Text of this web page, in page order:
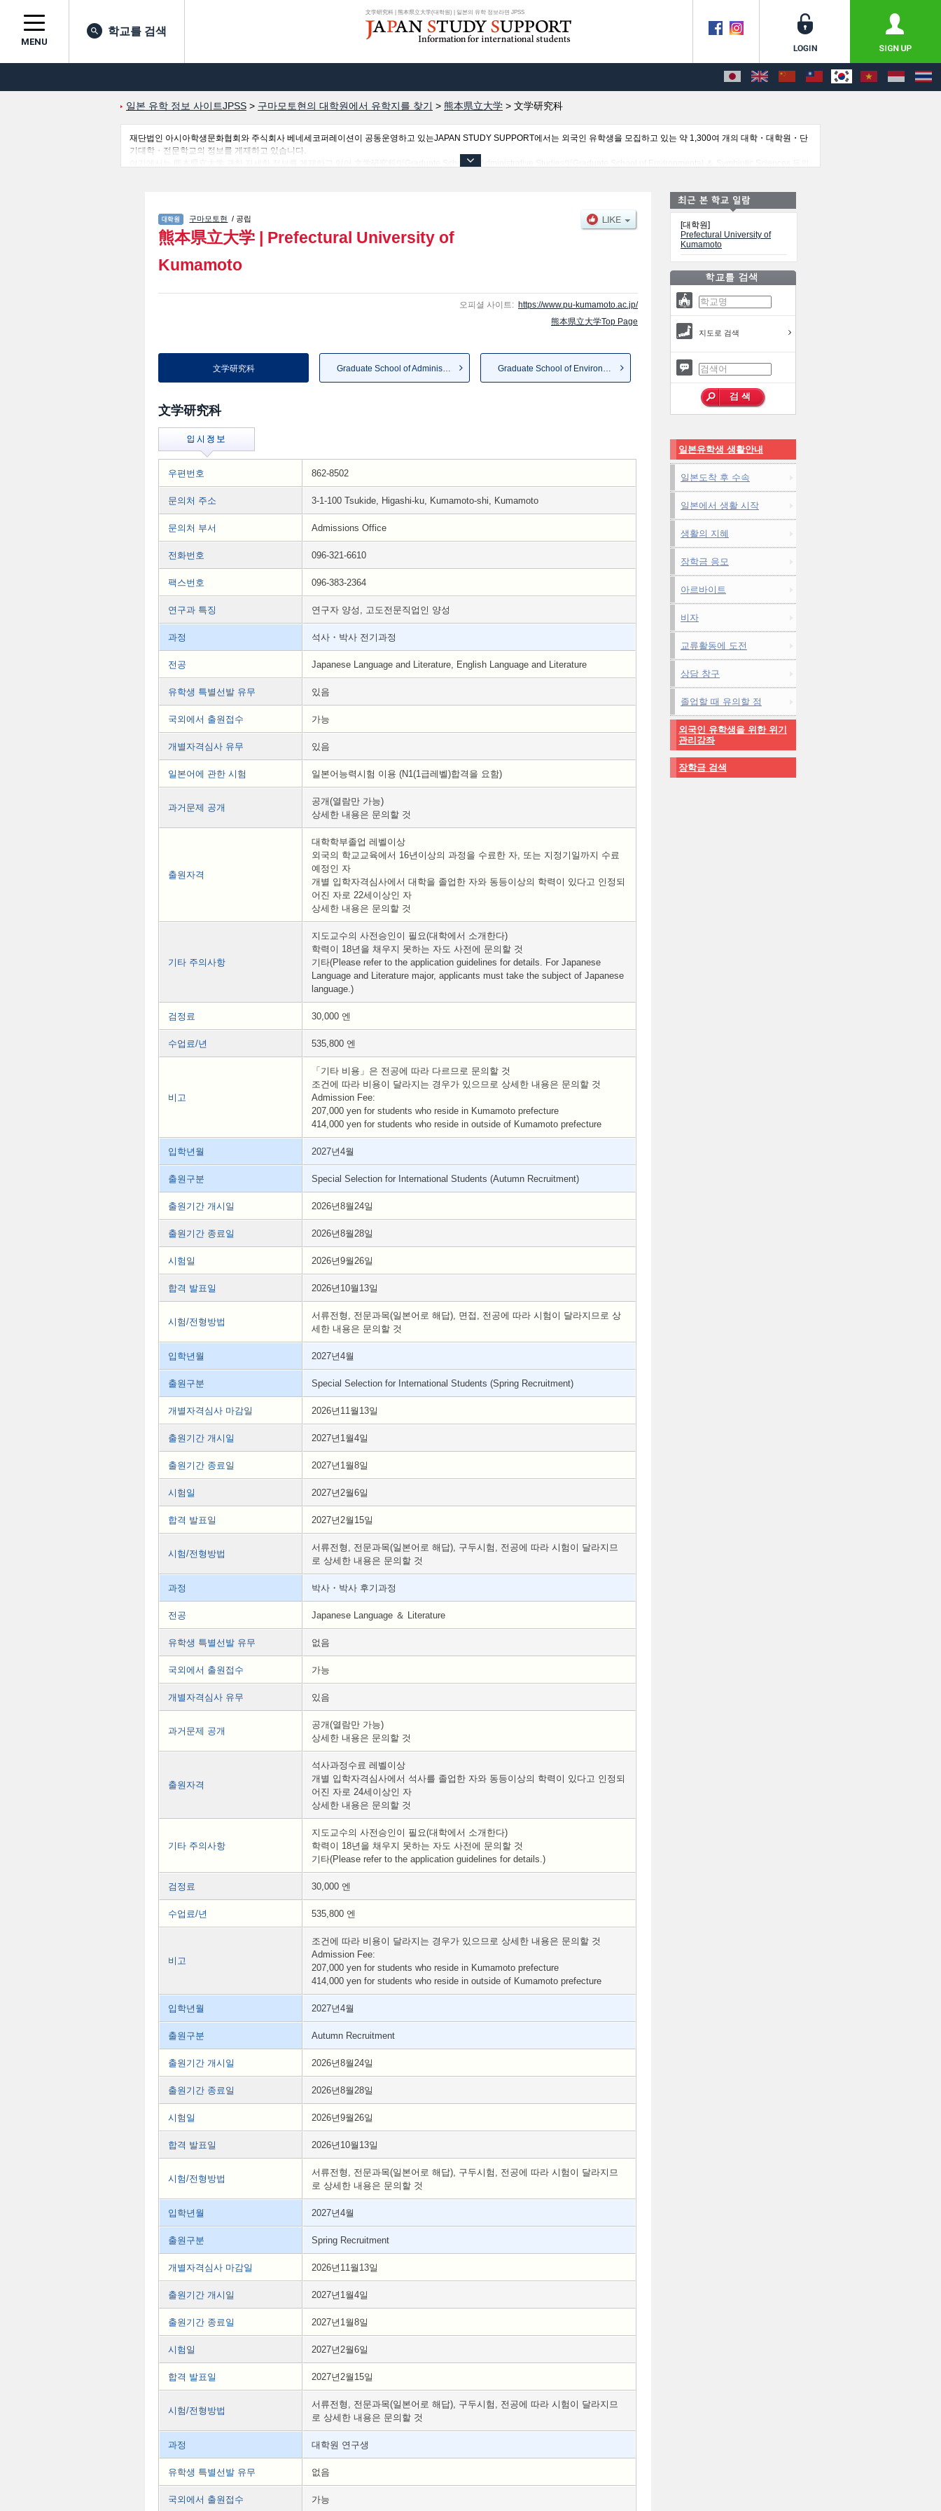
文学研究科 | 熊本県立大学(대학원) | 일본의 유학 정보라면 JPSS
MENU
학교를 검색
일본 유학 정보 사이트JPSS > 구마모토현의 대학원에서 유학지를 찾기 > 熊本県立大学 > 文学研究科
재단법인 아시아학생문화협회와 주식회사 베네세코퍼레이션이 공동운영하고 있는JAPAN STUDY SUPPORT에서는 외국인 유학생을 모집하고 있는 약 1,300여 개의 대학・대학원・단
기대학・전문학교의 정보를 게재하고 있습니다.
여기에서는 熊本県立大学 관한 자세한 정보를 게재하고 있어 文学研究科및Graduate School of Administrative Studies및Graduate School of Environmental ＆ Symbiotic Sciences 등의
구마모토현 / 공립
熊本県立大学 | Prefectural University of
Kumamoto
오피셜 사이트: https://www.pu-kumamoto.ac.jp/
熊本県立大学Top Page
文学研究科 Graduate School of Administra... Graduate School of Environmen...
文学研究科
우편번호 862-8502
문의처 주소 3-1-100 Tsukide, Higashi-ku, Kumamoto-shi, Kumamoto
문의처 부서 Admissions Office
전화번호 096-321-6610
팩스번호 096-383-2364
연구과 특징 연구자 양성, 고도전문직업인 양성
과정 석사・박사 전기과정
전공 Japanese Language and Literature, English Language and Literature
유학생 특별선발 유무 있음
국외에서 출원접수 가능
개별자격심사 유무 있음
일본어에 관한 시험 일본어능력시험 이용 (N1(1급레벨)합격을 요함)
과거문제 공개
공개(열람만 가능)
상세한 내용은 문의할 것
출원자격
대학학부졸업 레벨이상
외국의 학교교육에서 16년이상의 과정을 수료한 자, 또는 지정기일까지 수료
예정인 자
개별 입학자격심사에서 대학을 졸업한 자와 동등이상의 학력이 있다고 인정되
어진 자로 22세이상인 자
상세한 내용은 문의할 것
기타 주의사항
지도교수의 사전승인이 필요(대학에서 소개한다)
학력이 18년을 채우지 못하는 자도 사전에 문의할 것
기타(Please refer to the application guidelines for details. For Japanese
Language and Literature major, applicants must take the subject of Japanese
language.)
검정료 30,000 엔
수업료/년 535,800 엔
비고
「기타 비용」은 전공에 따라 다르므로 문의할 것
조건에 따라 비용이 달라지는 경우가 있으므로 상세한 내용은 문의할 것
Admission Fee:
207,000 yen for students who reside in Kumamoto prefecture
414,000 yen for students who reside in outside of Kumamoto prefecture
입학년월 2027년4월
출원구분 Special Selection for International Students (Autumn Recruitment)
출원기간 개시일 2026년8월24일
출원기간 종료일 2026년8월28일
시험일 2026년9월26일
합격 발표일 2026년10월13일
시험/전형방법
서류전형, 전문과목(일본어로 해답), 면접, 전공에 따라 시험이 달라지므로 상
세한 내용은 문의할 것
입학년월 2027년4월
출원구분 Special Selection for International Students (Spring Recruitment)
개별자격심사 마감일 2026년11월13일
출원기간 개시일 2027년1월4일
출원기간 종료일 2027년1월8일
시험일 2027년2월6일
합격 발표일 2027년2월15일
시험/전형방법
서류전형, 전문과목(일본어로 해답), 구두시험, 전공에 따라 시험이 달라지므
로 상세한 내용은 문의할 것
과정 박사・박사 후기과정
전공 Japanese Language ＆ Literature
유학생 특별선발 유무 없음
국외에서 출원접수 가능
개별자격심사 유무 있음
과거문제 공개
공개(열람만 가능)
상세한 내용은 문의할 것
출원자격
석사과정수료 레벨이상
개별 입학자격심사에서 석사를 졸업한 자와 동등이상의 학력이 있다고 인정되
어진 자로 24세이상인 자
상세한 내용은 문의할 것
기타 주의사항
지도교수의 사전승인이 필요(대학에서 소개한다)
학력이 18년을 채우지 못하는 자도 사전에 문의할 것
기타(Please refer to the application guidelines for details.)
검정료 30,000 엔
수업료/년 535,800 엔
비고
조건에 따라 비용이 달라지는 경우가 있으므로 상세한 내용은 문의할 것
Admission Fee:
207,000 yen for students who reside in Kumamoto prefecture
414,000 yen for students who reside in outside of Kumamoto prefecture
입학년월 2027년4월
출원구분 Autumn Recruitment
출원기간 개시일 2026년8월24일
출원기간 종료일 2026년8월28일
시험일 2026년9월26일
합격 발표일 2026년10월13일
시험/전형방법
서류전형, 전문과목(일본어로 해답), 구두시험, 전공에 따라 시험이 달라지므
로 상세한 내용은 문의할 것
입학년월 2027년4월
출원구분 Spring Recruitment
개별자격심사 마감일 2026년11월13일
출원기간 개시일 2027년1월4일
출원기간 종료일 2027년1월8일
시험일 2027년2월6일
합격 발표일 2027년2월15일
시험/전형방법
서류전형, 전문과목(일본어로 해답), 구두시험, 전공에 따라 시험이 달라지므
로 상세한 내용은 문의할 것
과정 대학원 연구생
유학생 특별선발 유무 없음
국외에서 출원접수 가능
[대학원]
Prefectural University of
Kumamoto
지도로 검색
일본유학생 생활안내
일본도착 후 수속
일본에서 생활 시작
생활의 지혜
장학금 응모
아르바이트
비자
교류활동에 도전
상담 창구
졸업할 때 유의할 점
외국인 유학생을 위한 위기
관리강좌
장학금 검색